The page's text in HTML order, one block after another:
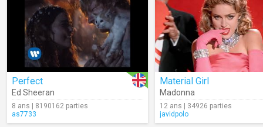
Perfect
Ed Sheeran
8 ans | 8190162 parties
as7733
Material Girl
Madonna
12 ans | 34926 parties
javidpolo